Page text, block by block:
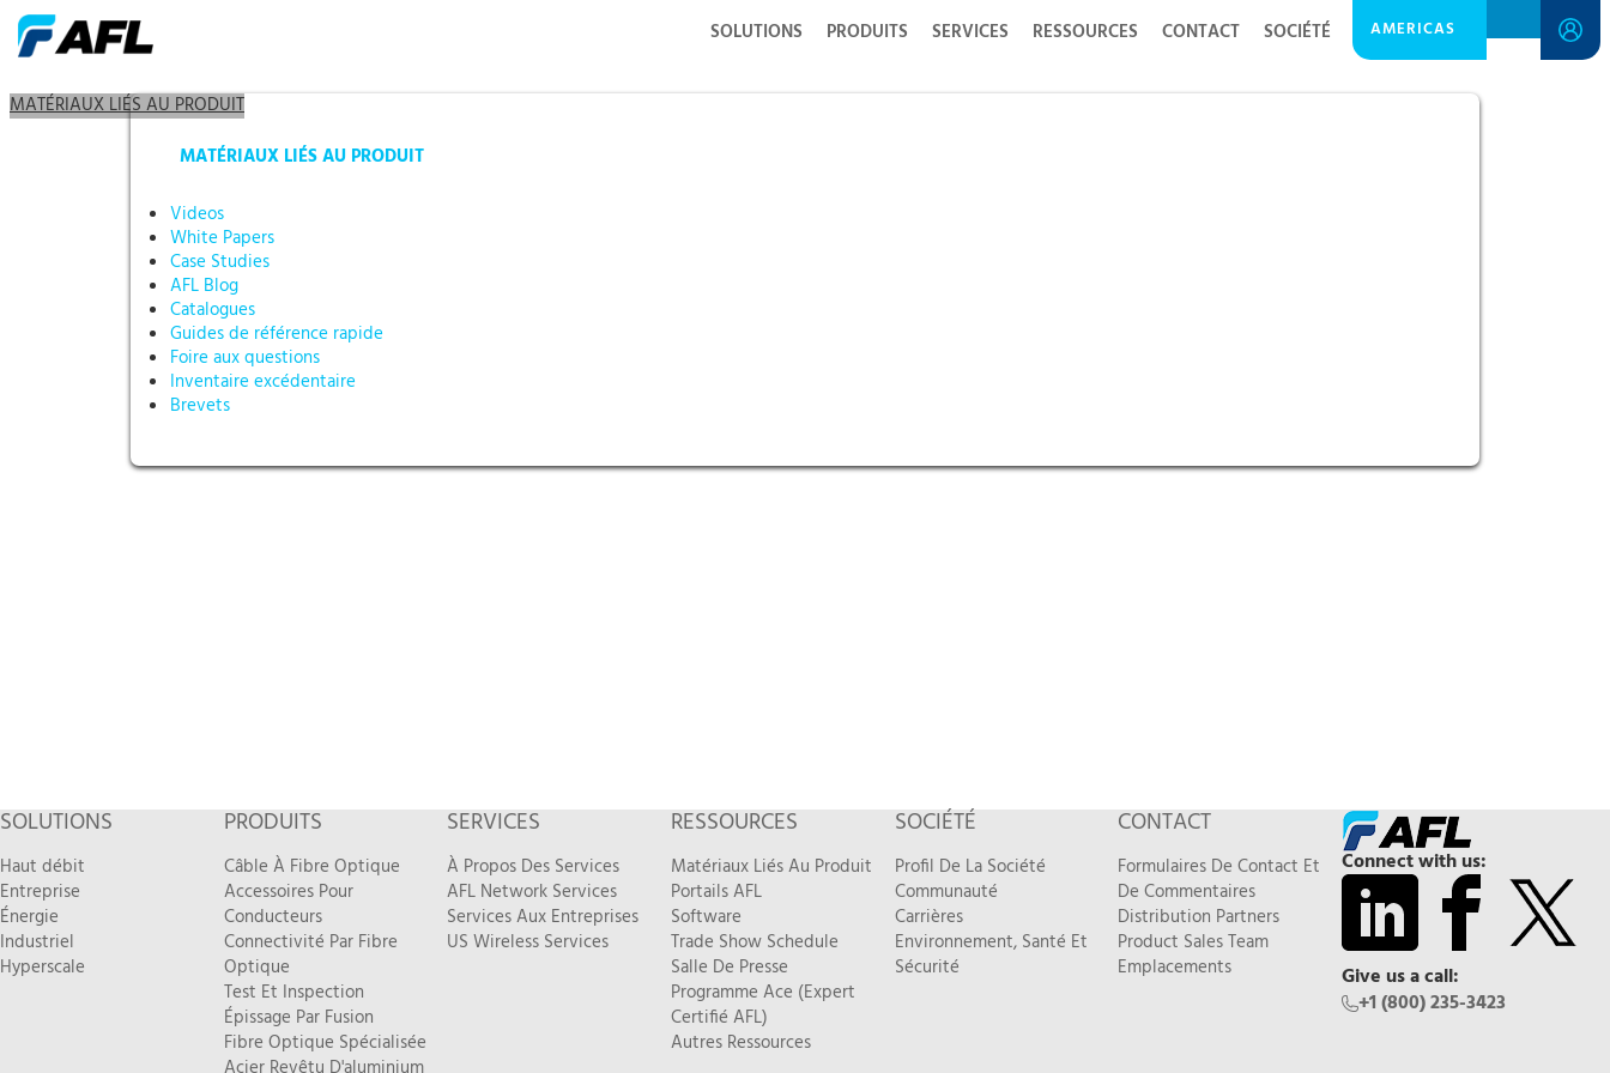
SOLUTIONS PRODUITS SERVICES RESSOURCES CONTACT SOCIÉTÉ AMERICAS
MATÉRIAUX LIÉS AU PRODUIT
MATÉRIAUX LIÉS AU PRODUIT
Videos
White Papers
Case Studies
AFL Blog
Catalogues
Guides de référence rapide
Foire aux questions
Inventaire excédentaire
Brevets
SOLUTIONS
Haut débit
Entreprise
Énergie
Industriel
Hyperscale
PRODUITS
Câble À Fibre Optique
Accessoires Pour
Conducteurs
Connectivité Par Fibre
Optique
Test Et Inspection
Épissage Par Fusion
Fibre Optique Spécialisée
SERVICES
À Propos Des Services
AFL Network Services
Services Aux Entreprises
US Wireless Services
RESSOURCES
Matériaux Liés Au Produit
Portails AFL
Software
Trade Show Schedule
Salle De Presse
Programme Ace (Expert
Certifié AFL)
Autres Ressources
SOCIÉTÉ
Profil De La Société
Communauté
Carrières
Environnement, Santé Et
Sécurité
CONTACT
Formulaires De Contact Et
De Commentaires
Distribution Partners
Product Sales Team
Emplacements
Connect with us:
Give us a call:
+1 (800) 235-3423